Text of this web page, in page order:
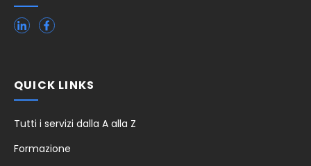
QUICK LINKS
Tutti i servizi dalla A alla Z
Formazione